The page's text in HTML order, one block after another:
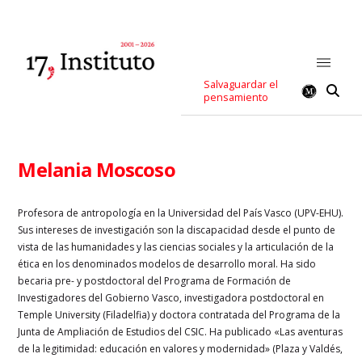
Salvaguardar el
pensamiento
Melania Moscoso
Profesora de antropología en la Universidad del País Vasco (UPV-EHU).
Sus intereses de investigación son la discapacidad desde el punto de
vista de las humanidades y las ciencias sociales y la articulación de la
ética en los denominados modelos de desarrollo moral. Ha sido
becaria pre- y postdoctoral del Programa de Formación de
Investigadores del Gobierno Vasco, investigadora postdoctoral en
Temple University (Filadelfia) y doctora contratada del Programa de la
Junta de Ampliación de Estudios del CSIC. Ha publicado «Las aventuras
de la legitimidad: educación en valores y modernidad» (Plaza y Valdés,